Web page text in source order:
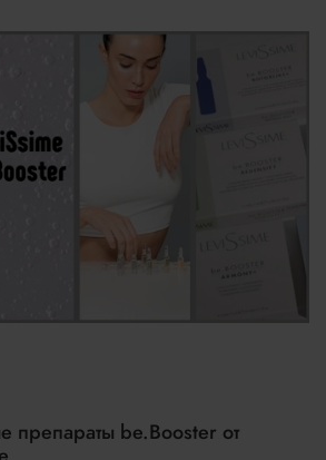
препараты be.Booster от